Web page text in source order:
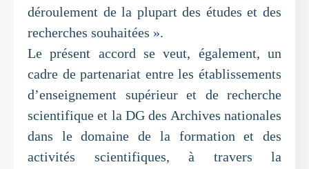
déroulement de la plupart des études et des
recherches souhaitées ».
Le présent accord se veut, également, un
cadre de partenariat entre les établissements
d’enseignement supérieur et de recherche
scientifique et la DG des Archives nationales
dans le domaine de la formation et des
activités scientifiques, à travers la